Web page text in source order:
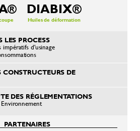
DIABIX®
Huiles de déformation
PROCESS
impératifs d'usinage
CONSTRUCTEURS DE
DES RÉGLEMENTATIONS
PARTENAIRES